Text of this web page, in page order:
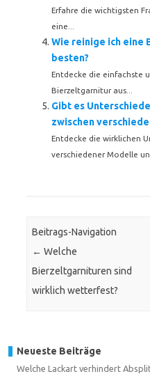
Erfahre die wichtigsten
eine...
Wie reinige ich eine
besten?
Entdecke die einfachste
Bierzeltgarnitur aus...
Gibt es
zwischen
Entdecke die wirklichen
verschiedener Modelle
Beitrags-Navigation
← Welche
Bierzeltgarnituren sind
wirklich wetterfest?
Neueste Beiträge
Welche Lackart verhindert